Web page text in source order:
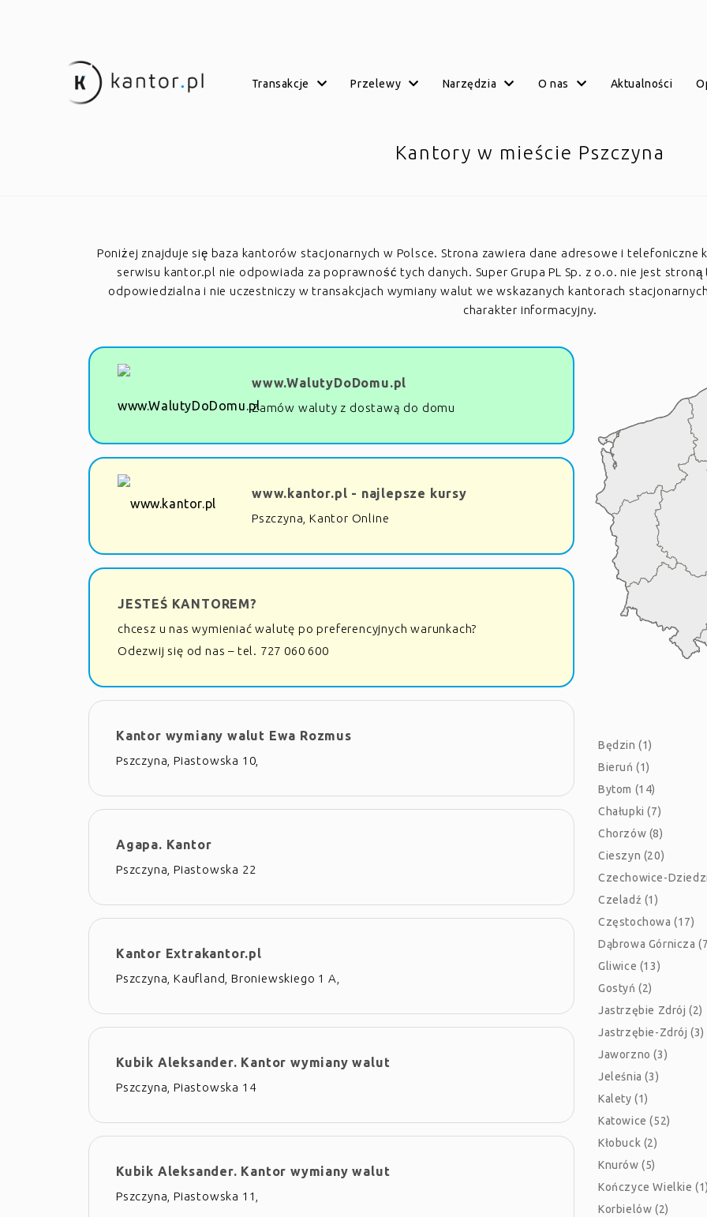
transakcje przelewy narzędzia o nas aktualności
Kantory w mieście Pszczyna
Poniżej znajduje się baza kantorów stacjonarnych w Polsce. Strona zawiera dane adresowe i telefoniczne
serwisu kantor.pl nie odpowiada za poprawność tych danych. Super Grupa PL Sp. z o.o. nie jest
odpowiedzialna i nie uczestniczy w transakcjach wymiany walut we wskazanych kantorach
charakter informacyjny.
www.WalutyDoDomu.pl
Zamów waluty z dostawą do domu
www.kantor.pl - najlepsze kursy
Pszczyna, Kantor Online
JESTEŚ KANTOREM?
chcesz u nas wymieniać walutę po preferencyjnych warunkach?
Odezwij się od nas – tel. 727 060 600
Kantor wymiany walut Ewa Rozmus
Pszczyna, Piastowska 10,
Agapa. Kantor
Pszczyna, Piastowska 22
Kantor Extrakantor.pl
Pszczyna, Kaufland, Broniewskiego 1 A,
Kubik Aleksander. Kantor wymiany walut
Pszczyna, Piastowska 14
Kubik Aleksander. Kantor wymiany walut
Pszczyna, Piastowska 11,
Będzin (1)
Bieruń (1)
Bytom (14)
Chałupki (7)
Chorzów (8)
Cieszyn (20)
Czechowice-
Czeladź (1)
Częstochowa (17)
Dąbrowa Górnicza
Gliwice (13)
Gostyń (2)
Jastrzębie Zdrój (2)
Jastrzębie-Zdrój (3)
Jaworzno (3)
Jeleśnia (3)
Kalety (1)
Katowice (52)
Kłobuck (2)
Knurów (5)
Kończyce Wielkie
Korbielów (2)